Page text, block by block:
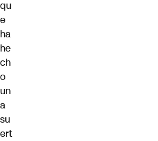
qu
e
ha
he
ch
o
un
a
su
ert